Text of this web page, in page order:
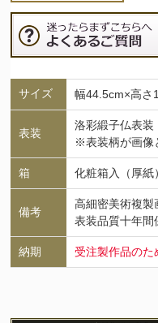
サイズ 幅44.5cm×高さ
表装
洛彩緞子仏表装
※表装柄が画像
箱 化粧箱入（厚紙
備考
高細密美術複製
表装品質十年間
納期 受注製作品のた